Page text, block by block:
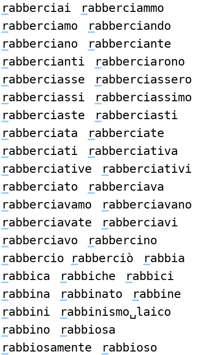
rabberciai rabberciammo
rabberciamo rabberciando
rabberciano rabberciante
rabbercianti rabberciarono
rabberciasse rabberciassero
rabberciassi rabberciassimo
rabberciaste rabberciasti
rabberciata rabberciate
rabberciati rabberciativa
rabberciative rabberciativi
rabberciato rabberciava
rabberciavamo rabberciavano
rabberciavate rabberciavi
rabberciavo rabbercino
rabbercio rabberciò rabbia
rabbica rabbiche rabbici
rabbina rabbinato rabbine
rabbini rabbinismo␣laico
rabbino rabbiosa
rabbiosamente rabbioso